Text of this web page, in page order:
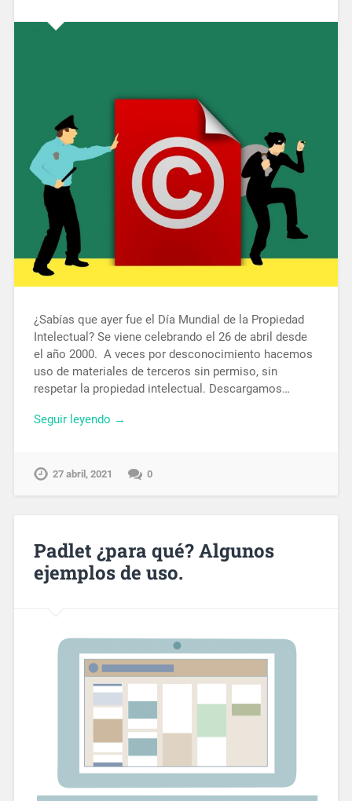
¿Sabías que ayer fue el Día Mundial de la Propiedad
Intelectual? Se viene celebrando el 26 de abril desde
el año 2000. A veces por desconocimiento hacemos
uso de materiales de terceros sin permiso, sin
respetar la propiedad intelectual. Descargamos…
Seguir leyendo →
27 abril, 2021 0
Padlet ¿para qué? Algunos
ejemplos de uso.